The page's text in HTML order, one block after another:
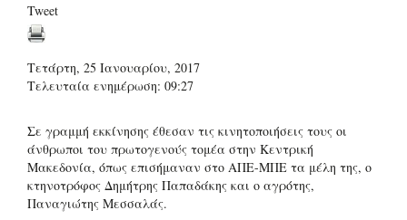
Tweet
Τετάρτη, 25 Ιανουαρίου, 2017
Τελευταία ενημέρωση: 09:27
Σε γραμμή εκκίνησης έθεσαν τις κινητοποιήσεις τους οι
άνθρωποι του πρωτογενούς τομέα στην Κεντρική
Μακεδονία, όπως επισήμαναν στο ΑΠΕ-ΜΠΕ τα μέλη της, ο
κτηνοτρόφος Δημήτρης Παπαδάκης και ο αγρότης,
Παναγιώτης Μεσσαλάς.